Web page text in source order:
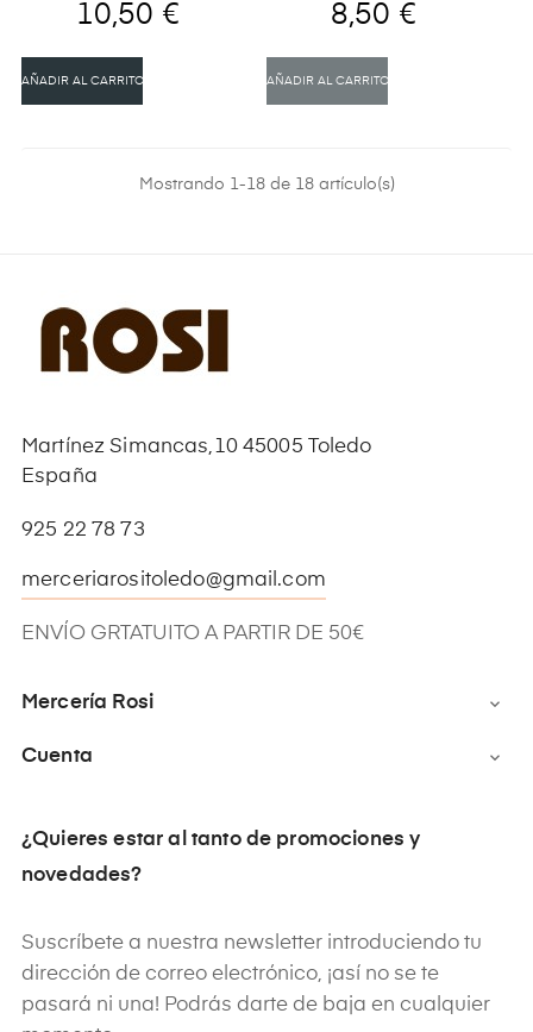
10,50 €
AÑADIR AL CARRITO
8,50 €
AÑADIR AL CARRITO
Mostrando 1-18 de 18 artículo(s)
Martínez Simancas,10 45005 Toledo
España
925 22 78 73
merceriarositoledo@gmail.com
ENVÍO GRTATUITO A PARTIR DE 50€
Mercería Rosi 
Cuenta 
¿Quieres estar al tanto de promociones y
novedades?
Suscríbete a nuestra newsletter introduciendo tu
dirección de correo electrónico, ¡así no se te
pasará ni una! Podrás darte de baja en cualquier